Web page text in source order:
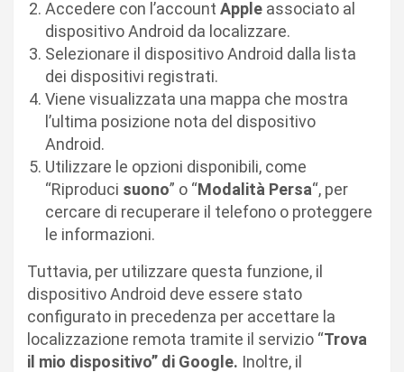
Accedere con l’account Apple associato al
dispositivo Android da localizzare.
Selezionare il dispositivo Android dalla lista
dei dispositivi registrati.
Viene visualizzata una mappa che mostra
l’ultima posizione nota del dispositivo
Android.
Utilizzare le opzioni disponibili, come
“Riproduci suono” o “Modalità Persa“, per
cercare di recuperare il telefono o proteggere
le informazioni.
Tuttavia, per utilizzare questa funzione, il
dispositivo Android deve essere stato
configurato in precedenza per accettare la
localizzazione remota tramite il servizio “Trova
il mio dispositivo” di Google. Inoltre, il